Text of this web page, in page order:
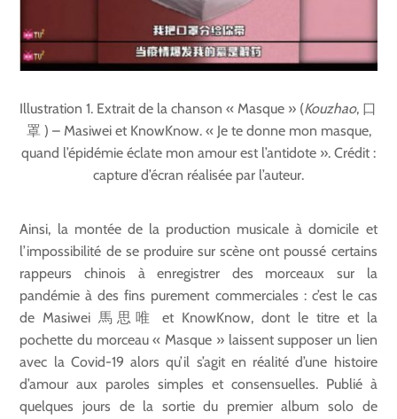
Illustration 1. Extrait de la chanson « Masque » (Kouzhao, 口
罩 ) – Masiwei et KnowKnow. « Je te donne mon masque,
quand l’épidémie éclate mon amour est l’antidote ». Crédit :
capture d’écran réalisée par l’auteur.
Ainsi, la montée de la production musicale à domicile et
l’impossibilité de se produire sur scène ont poussé certains
rappeurs chinois à enregistrer des morceaux sur la
pandémie à des fins purement commerciales : c’est le cas
de Masiwei 馬思唯 et KnowKnow, dont le titre et la
pochette du morceau « Masque » laissent supposer un lien
avec la Covid-19 alors qu’il s’agit en réalité d’une histoire
d’amour aux paroles simples et consensuelles. Publié à
quelques jours de la sortie du premier album solo de